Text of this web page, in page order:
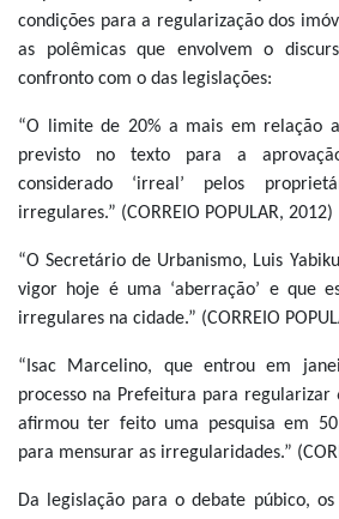
condições para a regularização dos
as polêmicas que envolvem o
confronto com o das legislações:
“O limite de 20% a mais em relação
previsto no texto para a
considerado ‘irreal’ pelos
irregulares.” (CORREIO POPULAR, 2012)
“O Secretário de Urbanismo, Luis
vigor hoje é uma ‘aberração’ e que
irregulares na cidade.” (CORREIO
“Isac Marcelino, que entrou em
processo na Prefeitura para regularizar
afirmou ter feito uma pesquisa em
para mensurar as irregularidades.”
Da legislação para o debate púbico,